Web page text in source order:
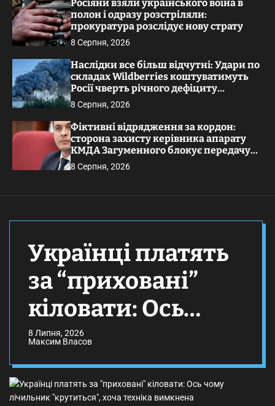
Росіяни взяли українського воїна в
полон і одразу розстріляли:
прокуратура розслідує нову страту
8 Серпня, 2026
Наслідки все більш відчутні: Удари по
складах Wildberries коштуватимуть
Росії чверть річного дефіциту
бюджету, – ЗМІ
8 Серпня, 2026
Фіктивні відрядження за кордон:
сторона захисту керівника апарату
КМДА Загуменного блокує передачу
справи до суду
8 Серпня, 2026
Українці платять
за “приховані”
кіловати: Ось
чому лічильник
“крутиться”, хоча
техніка вимкнена
8 Липня, 2026
Максим Власов